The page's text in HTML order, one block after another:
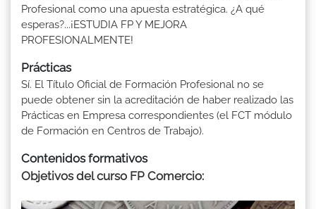
Profesional como una apuesta estratégica. ¿A qué
esperas?...¡ESTUDIA FP Y MEJORA
PROFESIONALMENTE!
Prácticas
Sí. El Título Oficial de Formación Profesional no se
puede obtener sin la acreditación de haber realizado las
Prácticas en Empresa correspondientes (el FCT módulo
de Formación en Centros de Trabajo).
Contenidos formativos
Objetivos del curso FP Comercio: